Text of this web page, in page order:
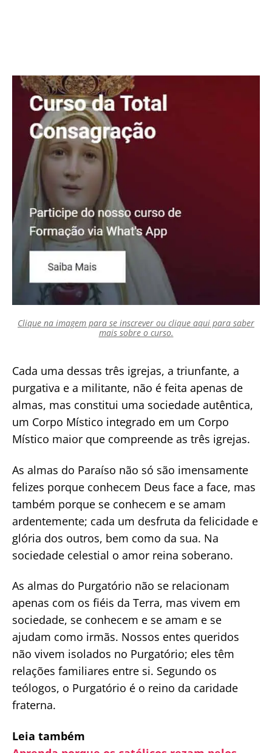
Clique na imagem para se inscrever ou clique aqui para saber
mais sobre o curso.
Cada uma dessas três igrejas, a triunfante, a
purgativa e a militante, não é feita apenas de
almas, mas constitui uma sociedade autêntica,
um Corpo Místico integrado em um Corpo
Místico maior que compreende as três igrejas.
As almas do Paraíso não só são imensamente
felizes porque conhecem Deus face a face, mas
também porque se conhecem e se amam
ardentemente; cada um desfruta da felicidade e
glória dos outros, bem como da sua. Na
sociedade celestial o amor reina soberano.
As almas do Purgatório não se relacionam
apenas com os fiéis da Terra, mas vivem em
sociedade, se conhecem e se amam e se
ajudam como irmãs. Nossos entes queridos
não vivem isolados no Purgatório; eles têm
relações familiares entre si. Segundo os
teólogos, o Purgatório é o reino da caridade
fraterna.
Leia também